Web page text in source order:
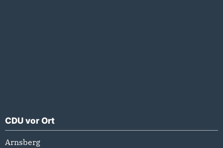
CDU vor Ort
Arnsberg